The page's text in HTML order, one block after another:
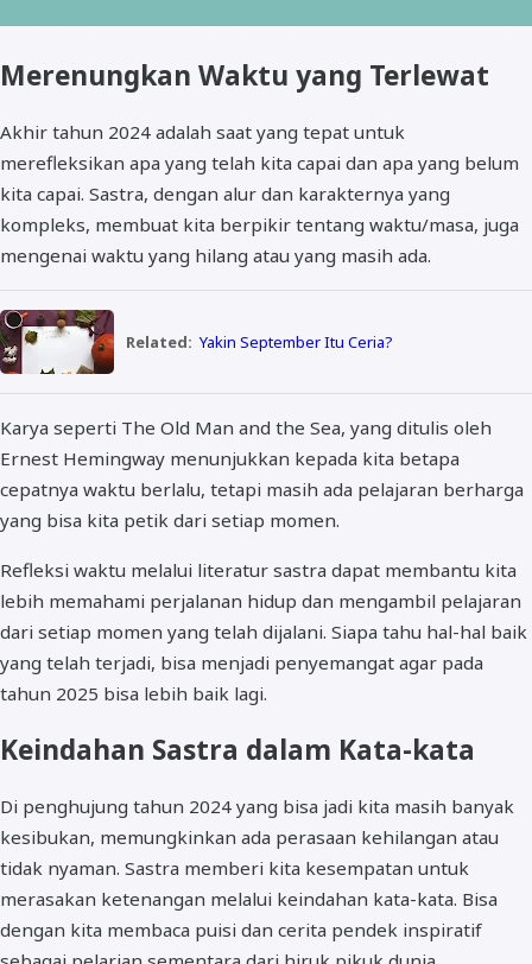
Merenungkan Waktu yang Terlewat
Akhir tahun 2024 adalah saat yang tepat untuk
merefleksikan apa yang telah kita capai dan apa yang belum
kita capai. Sastra, dengan alur dan karakternya yang
kompleks, membuat kita berpikir tentang waktu/masa, juga
mengenai waktu yang hilang atau yang masih ada.
Related: Yakin September Itu Ceria?
Karya seperti The Old Man and the Sea, yang ditulis oleh
Ernest Hemingway menunjukkan kepada kita betapa
cepatnya waktu berlalu, tetapi masih ada pelajaran berharga
yang bisa kita petik dari setiap momen.
Refleksi waktu melalui literatur sastra dapat membantu kita
lebih memahami perjalanan hidup dan mengambil pelajaran
dari setiap momen yang telah dijalani. Siapa tahu hal-hal baik
yang telah terjadi, bisa menjadi penyemangat agar pada
tahun 2025 bisa lebih baik lagi.
Keindahan Sastra dalam Kata-kata
Di penghujung tahun 2024 yang bisa jadi kita masih banyak
kesibukan, memungkinkan ada perasaan kehilangan atau
tidak nyaman. Sastra memberi kita kesempatan untuk
merasakan ketenangan melalui keindahan kata-kata. Bisa
dengan kita membaca puisi dan cerita pendek inspiratif